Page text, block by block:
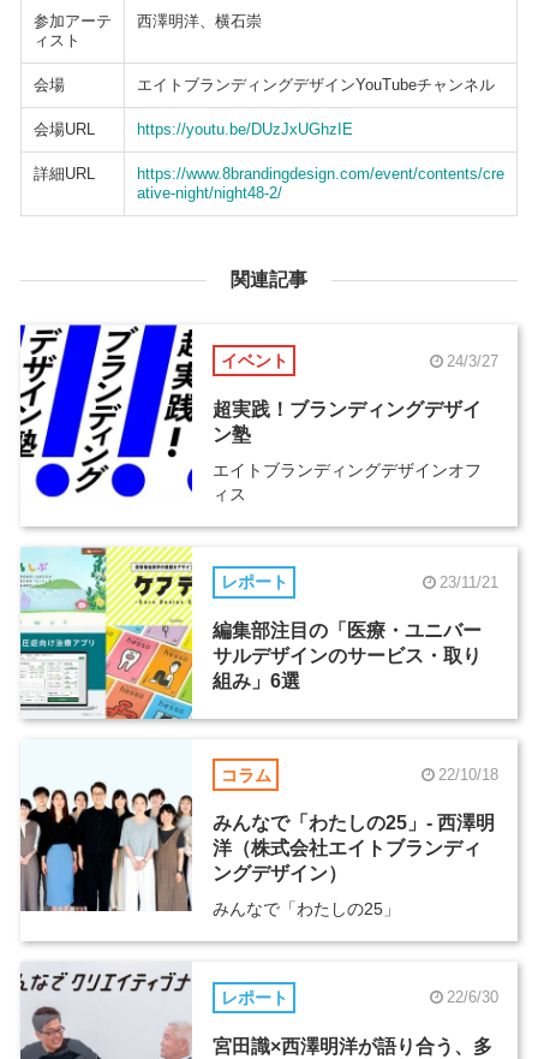
参加アーテ
ィスト
西澤明洋、横石崇
会場 エイトブランディングデザインYouTubeチャンネル
会場URL https://youtu.be/DUzJxUGhzIE
詳細URL
https://www.8brandingdesign.com/event/contents/cre
ative-night/night48-2/
関連記事
イベント 24/3/27
超実践！ブランディングデザイ
ン塾
エイトブランディングデザインオフ
ィス
レポート 23/11/21
編集部注目の「医療・ユニバー
サルデザインのサービス・取り
組み」6選
コラム 22/10/18
みんなで「わたしの25」- 西澤明
洋（株式会社エイトブランディ
ングデザイン）
みんなで「わたしの25」
レポート 22/6/30
宮田識×西澤明洋が語り合う、多